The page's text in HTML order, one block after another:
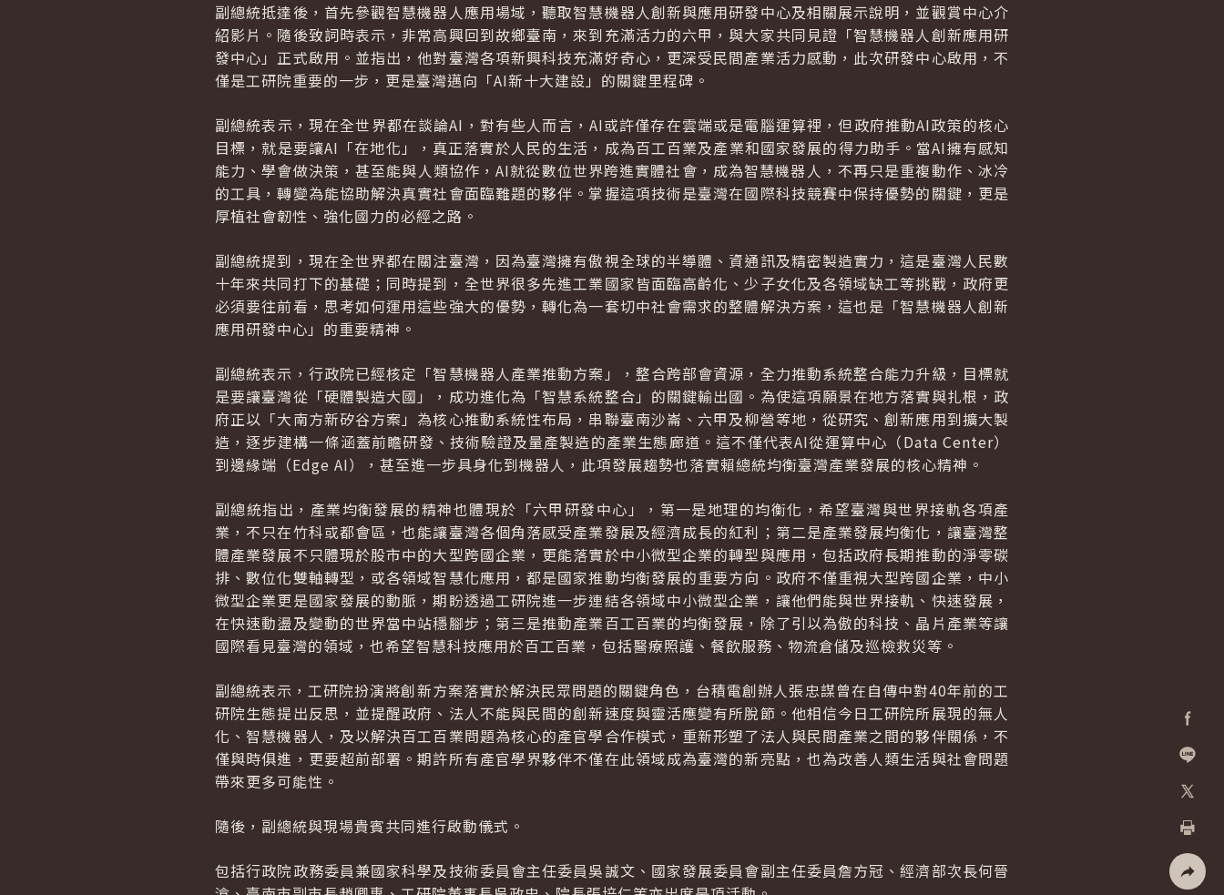
加入好
列印
副總統抵達後，首先參觀智慧機器人應用場域，聽取智慧機器人創新與應用研發中心及相關展示說明，並觀賞中心介
紹影片。隨後致詞時表示，非常高興回到故鄉臺南，來到充滿活力的六甲，與大家共同見證「智慧機器人創新應用研
發中心」正式啟用。並指出，他對臺灣各項新興科技充滿好奇心，更深受民間產業活力感動，此次研發中心啟用，不
僅是工研院重要的一步，更是臺灣邁向「AI新十大建設」的關鍵里程碑。
副總統表示，現在全世界都在談論AI，對有些人而言，AI或許僅存在雲端或是電腦運算裡，但政府推動AI政策的核心
目標，就是要讓AI「在地化」，真正落實於人民的生活，成為百工百業及產業和國家發展的得力助手。當AI擁有感知
能力、學會做決策，甚至能與人類協作，AI就從數位世界跨進實體社會，成為智慧機器人，不再只是重複動作、冰冷
的工具，轉變為能協助解決真實社會面臨難題的夥伴。掌握這項技術是臺灣在國際科技競賽中保持優勢的關鍵，更是
厚植社會韌性、強化國力的必經之路。
副總統提到，現在全世界都在關注臺灣，因為臺灣擁有傲視全球的半導體、資通訊及精密製造實力，這是臺灣人民數
十年來共同打下的基礎；同時提到，全世界很多先進工業國家皆面臨高齡化、少子女化及各領域缺工等挑戰，政府更
必須要往前看，思考如何運用這些強大的優勢，轉化為一套切中社會需求的整體解決方案，這也是「智慧機器人創新
應用研發中心」的重要精神。
副總統表示，行政院已經核定「智慧機器人產業推動方案」，整合跨部會資源，全力推動系統整合能力升級，目標就
是要讓臺灣從「硬體製造大國」，成功進化為「智慧系統整合」的關鍵輸出國。為使這項願景在地方落實與扎根，政
府正以「大南方新矽谷方案」為核心推動系統性布局，串聯臺南沙崙、六甲及柳營等地，從研究、創新應用到擴大製
造，逐步建構一條涵蓋前瞻研發、技術驗證及量產製造的產業生態廊道。這不僅代表AI從運算中心（Data Center）
到邊緣端（Edge AI），甚至進一步具身化到機器人，此項發展趨勢也落實賴總統均衡臺灣產業發展的核心精神。
副總統指出，產業均衡發展的精神也體現於「六甲研發中心」，第一是地理的均衡化，希望臺灣與世界接軌各項產
業，不只在竹科或都會區，也能讓臺灣各個角落感受產業發展及經濟成長的紅利；第二是產業發展均衡化，讓臺灣整
體產業發展不只體現於股市中的大型跨國企業，更能落實於中小微型企業的轉型與應用，包括政府長期推動的淨零碳
排、數位化雙軸轉型，或各領域智慧化應用，都是國家推動均衡發展的重要方向。政府不僅重視大型跨國企業，中小
微型企業更是國家發展的動脈，期盼透過工研院進一步連結各領域中小微型企業，讓他們能與世界接軌、快速發展，
在快速動盪及變動的世界當中站穩腳步；第三是推動產業百工百業的均衡發展，除了引以為傲的科技、晶片產業等讓
國際看見臺灣的領域，也希望智慧科技應用於百工百業，包括醫療照護、餐飲服務、物流倉儲及巡檢救災等。
副總統表示，工研院扮演將創新方案落實於解決民眾問題的關鍵角色，台積電創辦人張忠謀曾在自傳中對40年前的工
研院生態提出反思，並提醒政府、法人不能與民間的創新速度與靈活應變有所脫節。他相信今日工研院所展現的無人
化、智慧機器人，及以解決百工百業問題為核心的產官學合作模式，重新形塑了法人與民間產業之間的夥伴關係，不
僅與時俱進，更要超前部署。期許所有產官學界夥伴不僅在此領域成為臺灣的新亮點，也為改善人類生活與社會問題
帶來更多可能性。
隨後，副總統與現場貴賓共同進行啟動儀式。
包括行政院政務委員兼國家科學及技術委員會主任委員吳誠文、國家發展委員會副主任委員詹方冠、經濟部次長何晉